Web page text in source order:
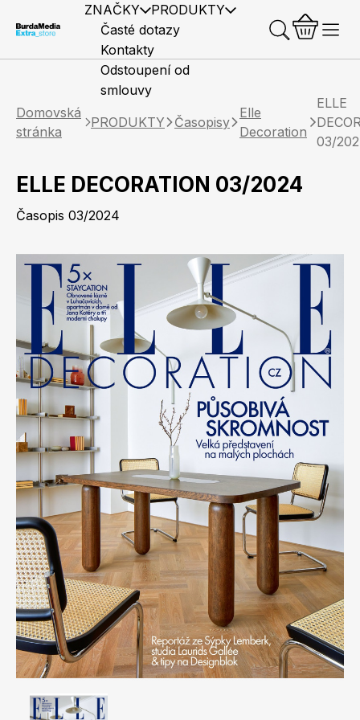
ZNAČKY PRODUKTY
Elle
Marianne
Apetit
Svět ženy
Burda Style
Elle Decoration
Marianne Bydlení
Marianne Venkov & styl
Předplatné časopisů Časopisy
Knihy Merch
Časté dotazy
Kontakty
Odstoupení od
smlouvy
Domovská
stránka
PRODUKTY Časopisy
Elle
Decoration
ELLE
03/
ELLE DECORATION 03/2024
Časopis 03/2024